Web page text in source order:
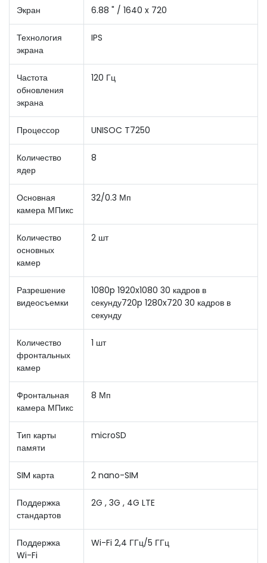
Экран 6.88 " / 1640 x 720
Технология
экрана
IPS
Частота
обновления
экрана
120 Гц
Процессор UNISOC T7250
Количество
ядер
8
Основная
камера МПикс
32/0.3 Мп
Количество
основных
камер
2 шт
Разрешение
видеосъемки
1080p 1920x1080 30 кадров в
секунду720p 1280x720 30 кадров в
секунду
Количество
фронтальных
камер
1 шт
Фронтальная
камера МПикс
8 Мп
Тип карты
памяти
microSD
SIM карта 2 nano-SIM
Поддержка
стандартов
2G , 3G , 4G LTE
Поддержка
Wi-Fi
Wi-Fi 2,4 ГГц/5 ГГц